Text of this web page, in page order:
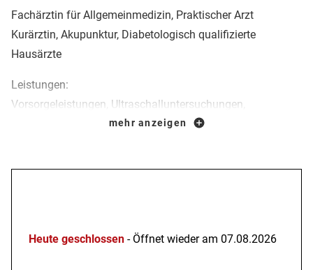
Fachärztin für Allgemeinmedizin, Praktischer Arzt
Kurärztin, Akupunktur, Diabetologisch qualifizierte
Hausärzte
Leistungen:
Vorsorgeleistungen, Ultraschalluntersuchungen,
Tauglichkeitsuntersuchungen, Kardiologische
Krampfaderverödung, psychosomatische Betreuung,
mehr anzeigen
Heute geschlossen - Öffnet wieder am 07.08.2026